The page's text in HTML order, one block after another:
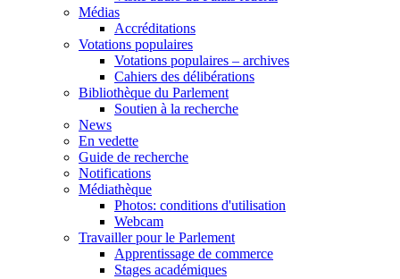
Médias
Accréditations
Votations populaires
Votations populaires – archives
Cahiers des délibérations
Bibliothèque du Parlement
Soutien à la recherche
News
En vedette
Guide de recherche
Notifications
Médiathèque
Photos: conditions d'utilisation
Webcam
Travailler pour le Parlement
Apprentissage de commerce
Stages académiques